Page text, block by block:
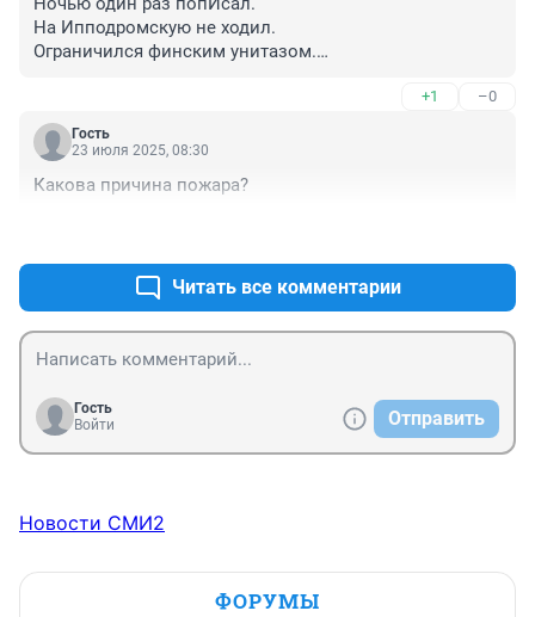
На Ипподромскую не ходил.
Ограничился финским унитазом.
+1 –0
Гость
23 июля 2025, 08:30
Какова причина пожара?
Читать все комментарии
Гость
Войти
Отправить
Новости СМИ2
ФОРУМЫ